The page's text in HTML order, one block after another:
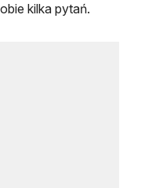
kilka pytań.